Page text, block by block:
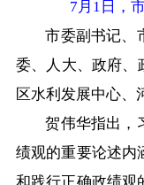
7月1日，
市委副书记、
委、人大、政府、
区水利发展中心、
贺伟华指出，
绩观的重要论述内
和践行正确政绩观